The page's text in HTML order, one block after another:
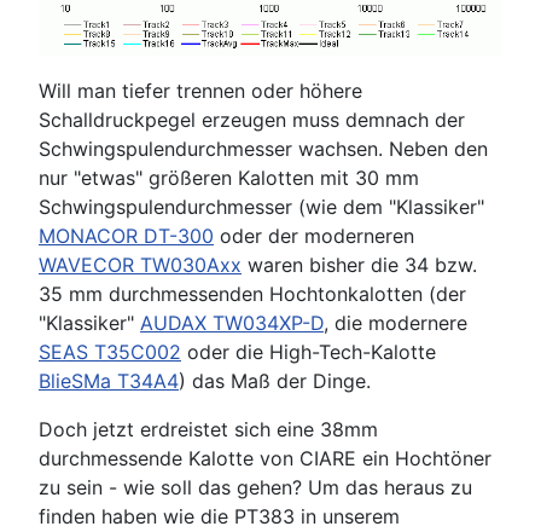
Will man tiefer trennen oder höhere
Schalldruckpegel erzeugen muss demnach der
Schwingspulendurchmesser wachsen. Neben den
nur "etwas" größeren Kalotten mit 30 mm
Schwingspulendurchmesser (wie dem "Klassiker"
MONACOR DT-300 oder der moderneren
WAVECOR TW030Axx waren bisher die 34 bzw.
35 mm durchmessenden Hochtonkalotten (der
"Klassiker" AUDAX TW034XP-D, die modernere
SEAS T35C002 oder die High-Tech-Kalotte
BlieSMa T34A4) das Maß der Dinge.
Doch jetzt erdreistet sich eine 38mm
durchmessende Kalotte von CIARE ein Hochtöner
zu sein - wie soll das gehen? Um das heraus zu
finden haben wie die PT383 in unserem